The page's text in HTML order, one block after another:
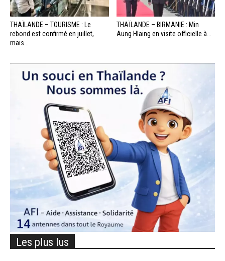
THAÏLANDE – TOURISME : Le
rebond est confirmé en juillet,
mais...
THAÏLANDE – BIRMANIE : Min
Aung Hlaing en visite officielle à...
Les plus lus